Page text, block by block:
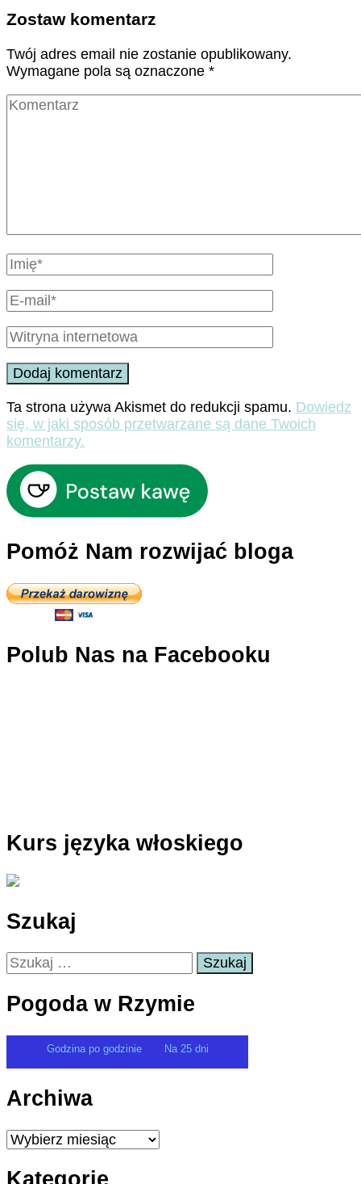
Zostaw komentarz
Twój adres email nie zostanie opublikowany.
Wymagane pola są oznaczone *
Ta strona używa Akismet do redukcji spamu. Dowiedz
się, w jaki sposób przetwarzane są dane Twoich
komentarzy.
Pomóż Nam rozwijać bloga
Polub Nas na Facebooku
Kurs języka włoskiego
Szukaj
Szukaj:
Pogoda w Rzymie
Godzina po godzinie Na 25 dni
Archiwa
Archiwa